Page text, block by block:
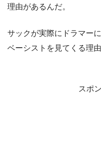
理由があるんだ。
サックが実際にドラマー
ベーシストを見てくる理
スポ